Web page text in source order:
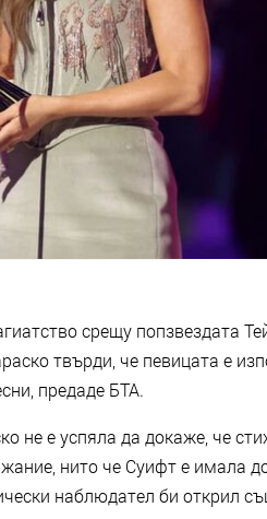
срещу попзвездата
твърди, че певицата е
предаде БТА.
не е успяла да докаже, че
нито че Суифт е имала
наблюдател би открил